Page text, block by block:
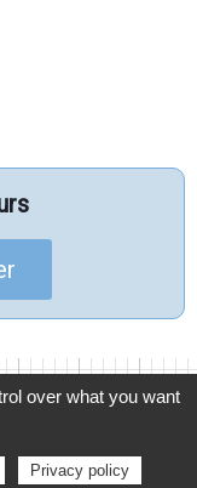
over what you want
Privacy policy